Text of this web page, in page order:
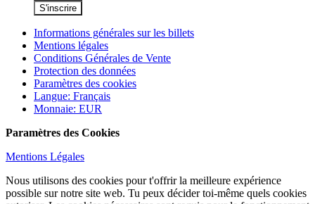
S'inscrire
Informations générales sur les billets
Mentions légales
Conditions Générales de Vente
Protection des données
Paramètres des cookies
Langue: Français
Monnaie: EUR
Paramètres des Cookies
Mentions Légales
Nous utilisons des cookies pour t'offrir la meilleure expérience
possible sur notre site web. Tu peux décider toi-même quels cookies